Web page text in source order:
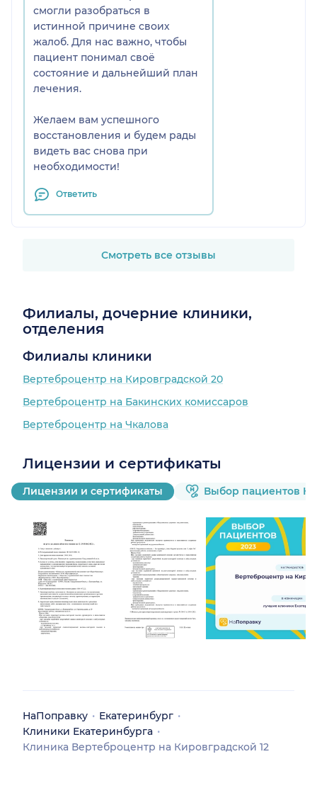
смогли разобраться в
истинной причине своих
жалоб. Для нас важно, чтобы
пациент понимал своё
состояние и дальнейший план
лечения.
Желаем вам успешного
восстановления и будем рады
видеть вас снова при
необходимости!
Ответить
Смотреть все отзывы
Филиалы, дочерние клиники,
отделения
Филиалы клиники
Вертеброцентр на Кировградской 20
Вертеброцентр на Бакинских комиссаров
Вертеброцентр на Чкалова
Лицензии и сертификаты
Лицензии и сертификаты Выбор пациентов
НаПоправку
Екатеринбург
Клиники Екатеринбурга
Клиника Вертеброцентр на Кировградской 12